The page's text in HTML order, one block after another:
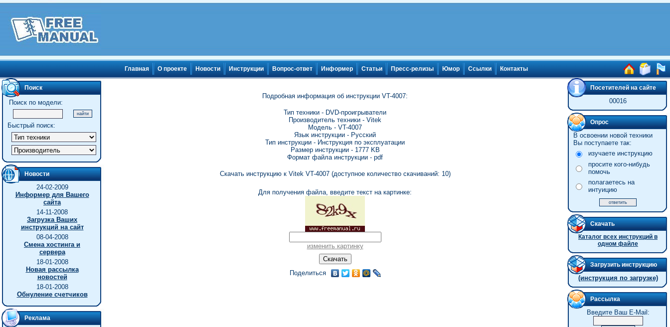
Главная О проекте Новости Инструкции Вопрос-ответ Информер Статьи Пресс-релизы Юмор Ссылки Контакты
Поиск
Поиск по модели:
Быстрый поиск:
Новости
24-02-2009
Информер для Вашего
сайта
14-11-2008
Загрузка Ваших
инструкций на сайт
08-04-2008
Смена хостинга и
сервера
18-01-2008
Новая рассылка
новостей
18-01-2008
Обнуление счетчиков
Реклама
Подробная информация об инструкции VT-4007:
Тип техники - DVD-проигрыватели
Производитель техники - Vitek
Модель - VT-4007
Язык инструкции - Русский
Тип инструкции - Инструкция по эксплуатации
Размер инструкции - 1777 KB
Формат файла инструкции - pdf
Скачать инструкцию к Vitek VT-4007 (доступное количество скачиваний: 10)
Для получения файла, введите текст на картинке:
изменить картинку
Поделиться
Посетителей на сайте
00016
Опрос
В освоении новой техники
Вы поступаете так:
изучаете инструкцию
просите кого-нибудь
помочь
полагаетесь на
интуицию
Скачать
Каталог всех инструкций в
одном файле
Загрузить инструкцию
(инструкция по загрузке)
Рассылка
Введите Ваш E-Mail: